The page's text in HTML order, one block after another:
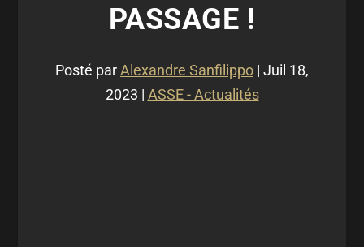
PASSAGE !
Posté parAlexandre Sanfilippo | Juil 18,
2023 | ASSE - Actualités